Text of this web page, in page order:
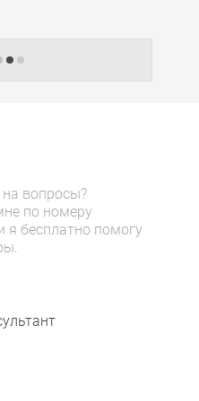
жилых комплекса
на вопросы?
по номеру
я бесплатно помогу